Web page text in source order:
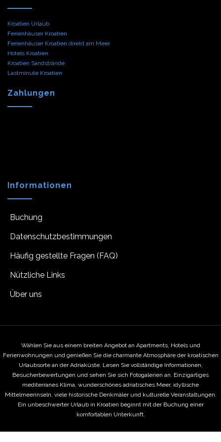
Kroatien Urlaub
Ferienhäuser Kroatien
Ferienhäuser Kroatien direkt am Meer
Hotels Kroatien
Kroatien Sandstrände
Lastminute Kroatien
Zahlungen
Informationen
Buchung
Datenschutzbestimmungen
Häufig gestellte Fragen (FAQ)
Nützliche Links
Über uns
Wählen Sie aus einem breiten Angebot an Apartments, Hotels und
Ferienwohnungen und genießen Sie die charmante Atmosphäre der kroatischen
Urlaubsorte an der Adriaküste. Lesen Sie vollständige Informationen,
Besucherbewertungen und sehen Sie sich Fotogalerien an. Einzigartiges
mediterranes Klima, wunderschönes adriatisches Meer, idyllische
Mittelmeerinseln, viele historische Denkmäler und kulturelle Veranstaltungen.
Ein unbeschwerter Urlaub in Kroatien beginnt mit der Buchung einer
komfortablen Unterkunft.